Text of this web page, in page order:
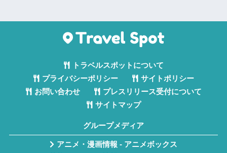
トラベルスポットについて
プライバシーポリシー
サイトポリシー
お問い合わせ
プレスリリース受付について
サイトマップ
グループメディア
アニメ・漫画情報 - アニメボックス